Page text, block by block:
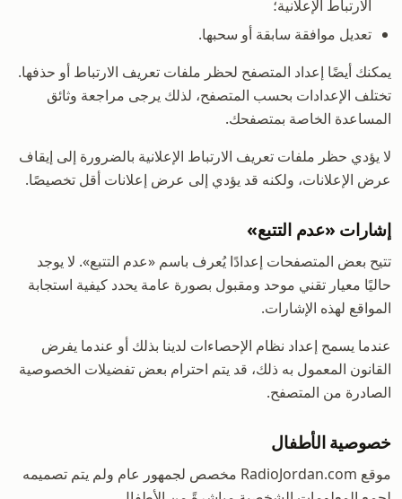
الارتباط الإعلانية؛
تعديل موافقة سابقة أو سحبها.
يمكنك أيضًا إعداد المتصفح لحظر ملفات تعريف الارتباط أو حذفها.
تختلف الإعدادات بحسب المتصفح، لذلك يرجى مراجعة وثائق
المساعدة الخاصة بمتصفحك.
لا يؤدي حظر ملفات تعريف الارتباط الإعلانية بالضرورة إلى إيقاف
عرض الإعلانات، ولكنه قد يؤدي إلى عرض إعلانات أقل تخصيصًا.
إشارات «عدم التتبع»
تتيح بعض المتصفحات إعدادًا يُعرف باسم «عدم التتبع». لا يوجد
حاليًا معيار تقني موحد ومقبول بصورة عامة يحدد كيفية استجابة
المواقع لهذه الإشارات.
عندما يسمح إعداد نظام الإحصاءات لدينا بذلك أو عندما يفرض
القانون المعمول به ذلك، قد يتم احترام بعض تفضيلات الخصوصية
الصادرة من المتصفح.
خصوصية الأطفال
موقع RadioJordan.com مخصص لجمهور عام ولم يتم تصميمه